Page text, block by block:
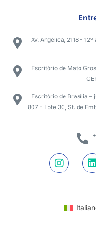
Av. Angélica, 2118 -
Escritório de Mato
Escritório de Brasília –
807 - Lote 30, St. de